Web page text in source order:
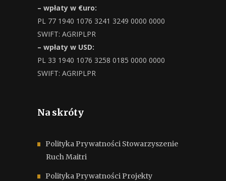
– wpłaty w €uro:
PL 77 1940 1076 3241 3249 0000 0000
SWIFT: AGRIPLPR
– wpłaty w USD:
PL 33 1940 1076 3258 0185 0000 0000
SWIFT: AGRIPLPR
Na skróty
Polityka Prywatności Stowarzyszenie
Ruch Maitri
Polityka Prywatności Projekty